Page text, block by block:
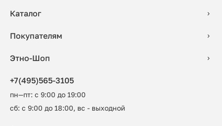
Каталог
Покупателям
Этно-Шоп
+7(495)565-3105
пн—пт: с 9:00 до 19:00
сб: с 9:00 до 18:00, вс - выходной